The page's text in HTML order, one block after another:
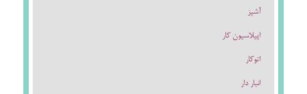
آشپز
اپيلاسيون كار
اتوكار
انبار دار